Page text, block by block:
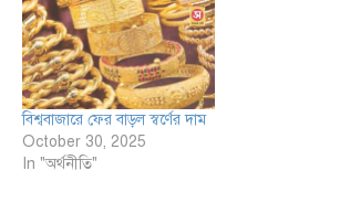
বিশ্ববাজারে ফের বাড়ল স্বর্ণের দাম
October 30, 2025
In "অর্থনীতি"